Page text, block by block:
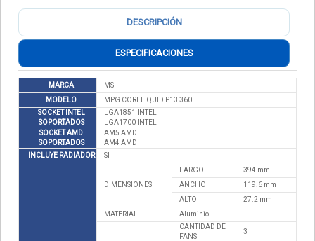
DESCRIPCIÓN
ESPECIFICACIONES
MARCA
MSI
MODELO
MPG CORELIQUID P13 360
SOCKET INTEL
SOPORTADOS
LGA1851 INTEL
LGA1700 INTEL
SOCKET AMD
SOPORTADOS
AM5 AMD
AM4 AMD
INCLUYE RADIADOR
SI
DIMENSIONES
LARGO
394 mm
ANCHO
119.6 mm
ALTO
27.2 mm
MATERIAL
Aluminio
CANTIDAD DE
FANS
3